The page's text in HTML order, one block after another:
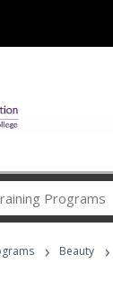
Career
Programs
› Beauty ›